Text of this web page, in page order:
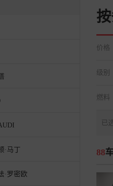
·马丁
·罗密欧
价格
级别
燃料
已
88